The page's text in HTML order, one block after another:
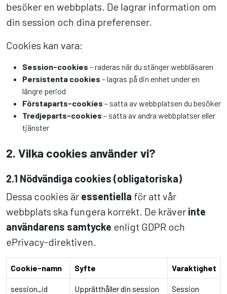
besöker en webbplats. De lagrar information om
din session och dina preferenser.
Cookies kan vara:
Session-cookies – raderas när du stänger webbläsaren
Persistenta cookies – lagras på din enhet under en
längre period
Förstaparts-cookies – satta av webbplatsen du besöker
Tredjeparts-cookies – satta av andra webbplatser eller
tjänster
2. Vilka cookies använder vi?
2.1 Nödvändiga cookies (obligatoriska)
Dessa cookies är essentiella för att vår
webbplats ska fungera korrekt. De kräver inte
användarens samtycke enligt GDPR och
ePrivacy-direktiven.
Cookie-namn Syfte Varaktighet
session_id
Upprätthåller din session
Session